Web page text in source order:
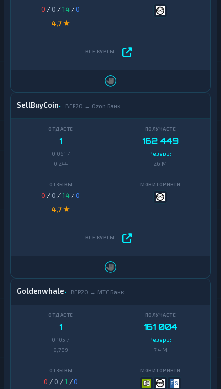
0 / 0 /14 /0
4,7 ★
SellBuyCoin BEP20 ↔ Ozon Банк
1
0,061 /
0,244
162 449
Резерв:
26 M
0 / 0 /14 /0
4,7 ★
Goldenwhale BEP20 ↔ МТС Банк
1
0,105 /
0,789
161 004
Резерв:
7,4 M
0 / 0 /1 /0